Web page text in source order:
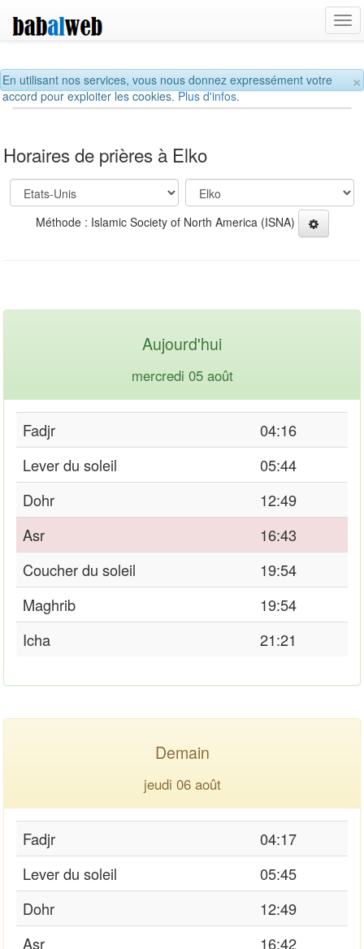
×
En utilisant nos services, vous nous donnez expressément votre
accord pour exploiter les cookies.Plus d'infos.
Horaires de prières à Elko
Méthode : Islamic Society of North America (ISNA)
Aujourd'hui
mercredi 05 août
Fadjr
04:16
Lever du soleil
05:44
Dohr
12:49
Asr
16:43
Coucher du soleil
19:54
Maghrib
19:54
Icha
21:21
Demain
jeudi 06 août
Fadjr
04:17
Lever du soleil
05:45
Dohr
12:49
Asr
16:42